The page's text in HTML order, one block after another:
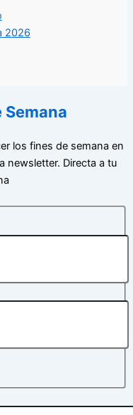
2026
los fines de semana en
newsletter. Directa a tu